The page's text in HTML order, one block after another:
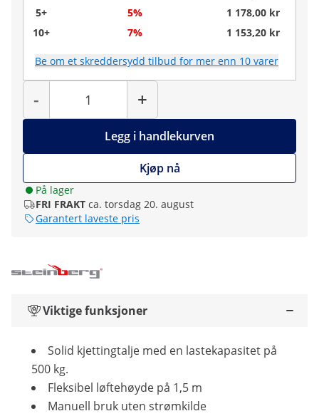
5+
5%
1 178,00 kr
10+
7% 1 153,20 kr
Be om et skreddersydd tilbud for mer enn 10 varer
-
Antall
+
Legg i handlekurven
Kjøp nå
På lager
FRI FRAKT ca. torsdag 20. august
Garantert laveste pris
Viktige funksjoner
Solid kjettingtalje med en lastekapasitet på
500 kg.
Fleksibel løftehøyde på 1,5 m
Manuell bruk uten strømkilde